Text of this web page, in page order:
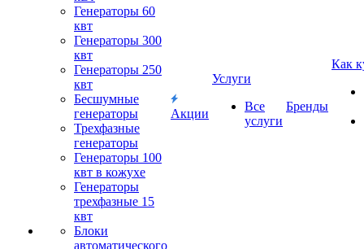
Генераторы 60
квт
Генераторы 300
квт
Генераторы 250
квт
Бесшумные
генераторы
Трехфазные
генераторы
Генераторы 100
квт в кожухе
Генераторы
трехфазные 15
квт
Блоки
автоматического
Акции
Услуги
Все
услуги
Бренды
Как